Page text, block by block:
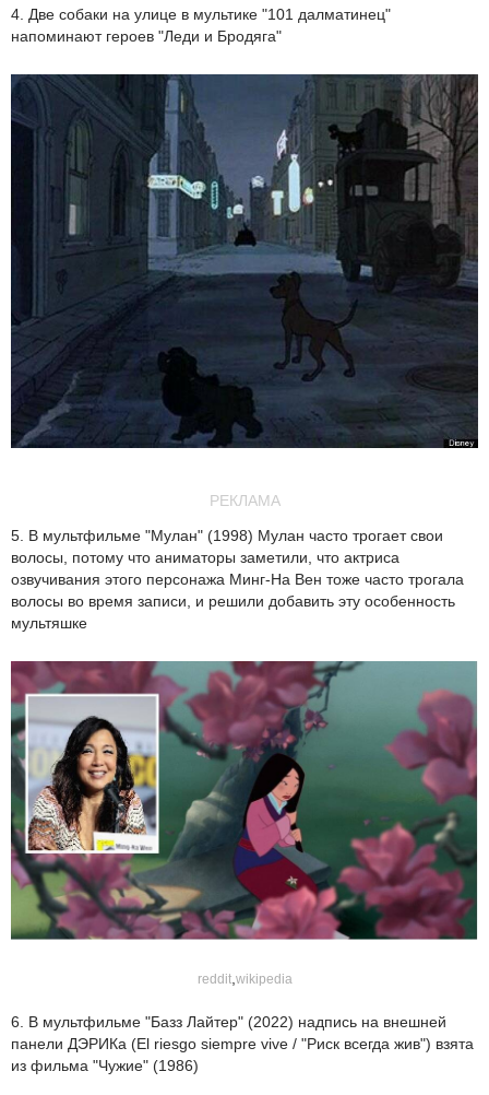
4. Две собаки на улице в мультике "101 далматинец"
напоминают героев "Леди и Бродяга"
РЕКЛАМА
5. В мультфильме "Мулан" (1998) Мулан часто трогает свои
волосы, потому что аниматоры заметили, что актриса
озвучивания этого персонажа Минг-На Вен тоже часто трогала
волосы во время записи, и решили добавить эту особенность
мультяшке
reddit,wikipedia
6. В мультфильме "Базз Лайтер" (2022) надпись на внешней
панели ДЭРИКа (El riesgo siempre vive / "Риск всегда жив") взята
из фильма "Чужие" (1986)